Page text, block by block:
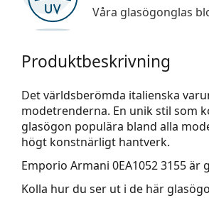
Våra glasögonglas
Produktbeskrivning
Det världsberömda italienska
modetrenderna. En unik stil som
glasögon populära bland alla
högt konstnärligt hantverk.
Emporio Armani 0EA1052 3155är
Kolla hur du ser ut i de här